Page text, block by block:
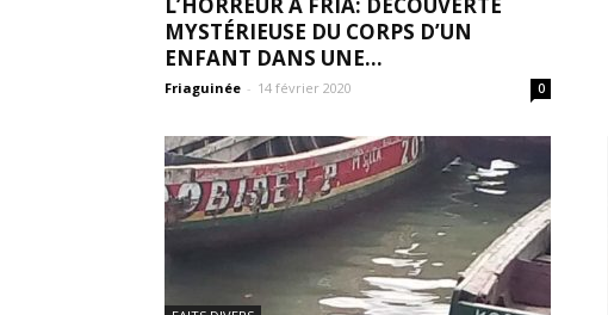
MYSTÉRIEUSE DU CORPS D’UN
ENFANT DANS UNE...
Friaguinée - 14 février 2020 0